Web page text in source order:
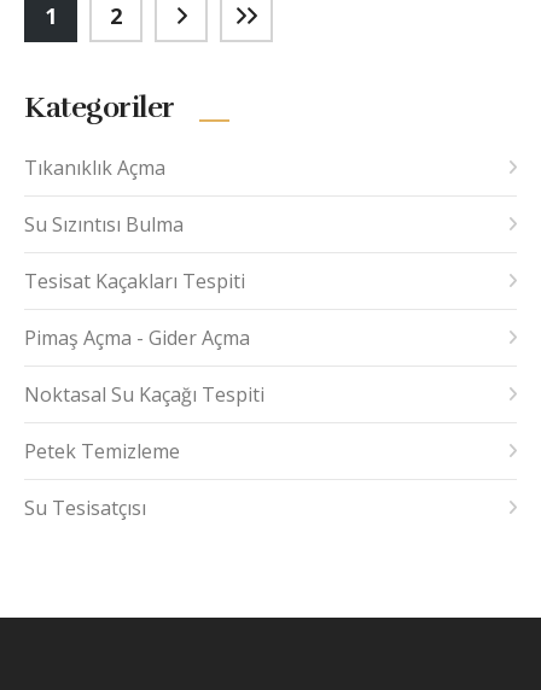
1 2
Kategoriler
Tıkanıklık Açma
Su Sızıntısı Bulma
Tesisat Kaçakları Tespiti
Pimaş Açma - Gider Açma
Noktasal Su Kaçağı Tespiti
Petek Temizleme
Su Tesisatçısı